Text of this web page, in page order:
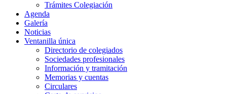
Trámites Colegiación
Agenda
Galería
Noticias
Ventanilla única
Directorio de colegiados
Sociedades profesionales
Información y tramitación
Memorias y cuentas
Circulares